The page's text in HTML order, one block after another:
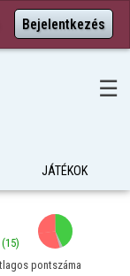
Bejelentkezés
☰
JÁTÉKOK
(15)
pontszáma